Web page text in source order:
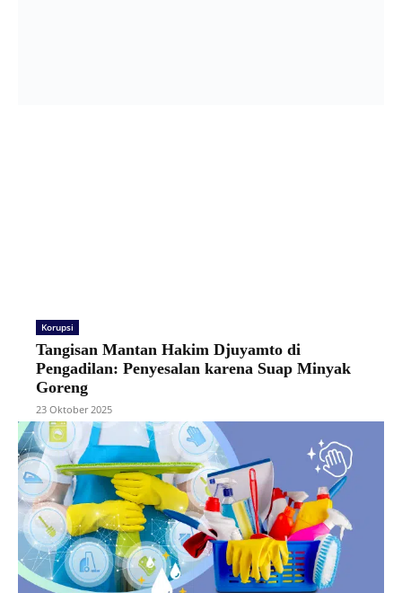
Korupsi
Tangisan Mantan Hakim Djuyamto di
Pengadilan: Penyesalan karena Suap Minyak
Goreng
23 Oktober 2025